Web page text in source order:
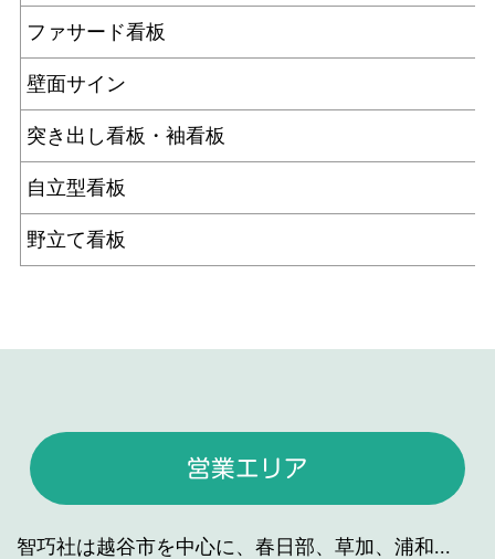
ファサード看板
壁面サイン
突き出し看板・袖看板
自立型看板
野立て看板
営業エリア
智巧社は越谷市を中心に、春日部、草加、浦和...